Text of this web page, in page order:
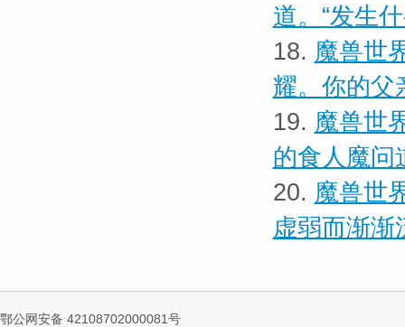
道。“发生
18. 魔兽世
耀。你的父
19. 魔兽世
的食人魔问
20. 魔兽世
虚弱而渐渐
鄂公网安备 42108702000081号